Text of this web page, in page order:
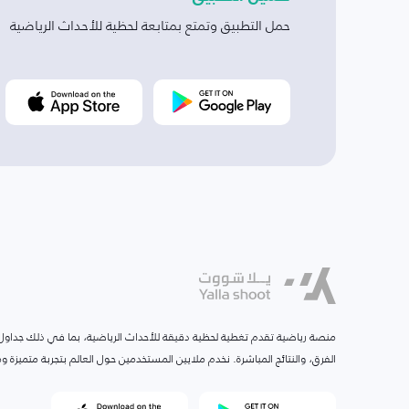
حمل التطبيق وتمتع بمتابعة لحظية للأحداث الرياضية
منصة رياضية تقدم تغطية لحظية دقيقة للأحداث الرياضية، بما في ذلك جداول
الفرق، والنتائج المباشرة. نخدم ملايين المستخدمين حول العالم بتجربة